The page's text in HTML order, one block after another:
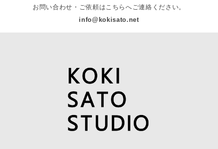
お問い合わせ・ご依頼はこちらへご連絡ください。
info@kokisato.net